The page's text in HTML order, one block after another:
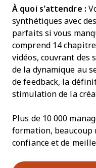
À quoi s’attendre :
synthétiques avec
parfaits si vous
comprend 14
vidéos, couvrant des
de la dynamique au
de feedback, la
stimulation de la
Plus de 10 000
formation,
confiance et de